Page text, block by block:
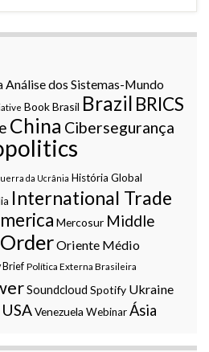
Análise dos Sistemas-Mundo
BookBrasil Brazil BRICS
China Cibersegurança
da Ucrânia História Global
International Trade
Mercosur Middle
Oriente Médio
Brief Política Externa Brasileira
Soundcloud Spotify Ukraine
USA Venezuela WebinarÁsia